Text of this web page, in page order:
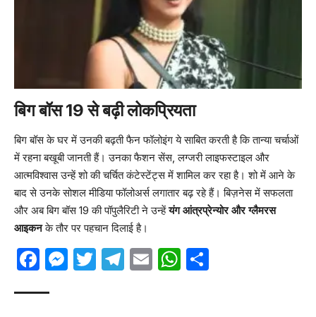
बिग बॉस 19 से बढ़ी लोकप्रियता
बिग बॉस के घर में उनकी बढ़ती फैन फॉलोइंग ये साबित करती है कि तान्या चर्चाओं
में रहना बखूबी जानती हैं। उनका फैशन सेंस, लग्जरी लाइफस्टाइल और
आत्मविश्वास उन्हें शो की चर्चित कंटेस्टेंट्स में शामिल कर रहा है। शो में आने के
बाद से उनके सोशल मीडिया फॉलोअर्स लगातार बढ़ रहे हैं। बिज़नेस में सफलता
और अब बिग बॉस 19 की पॉपुलैरिटी ने उन्हेंयंग आंत्रप्रेन्योर और ग्लैमरस
आइकनके तौर पर पहचान दिलाई है।
Facebook
Messenger
Twitter
Telegram
EmailWhatsApp